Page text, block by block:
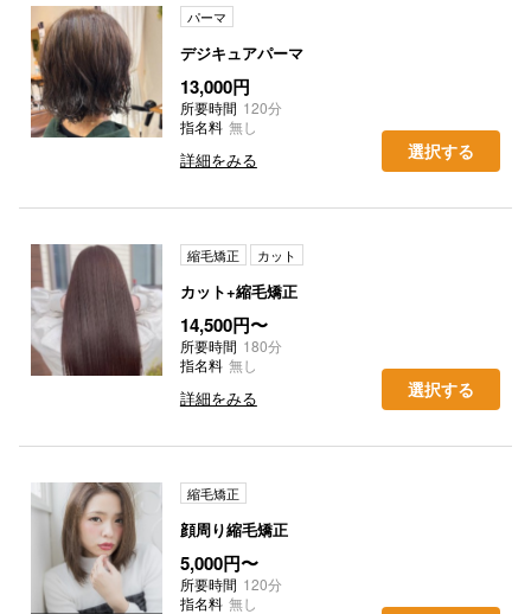
パーマ
デジキュアパーマ
13,000円
所要時間 120分
指名料 無し
詳細をみる 選択する
縮毛矯正 カット
カット+縮毛矯正
14,500円〜
所要時間 180分
指名料 無し
詳細をみる 選択する
縮毛矯正
顔周り縮毛矯正
5,000円〜
所要時間 120分
指名料 無し